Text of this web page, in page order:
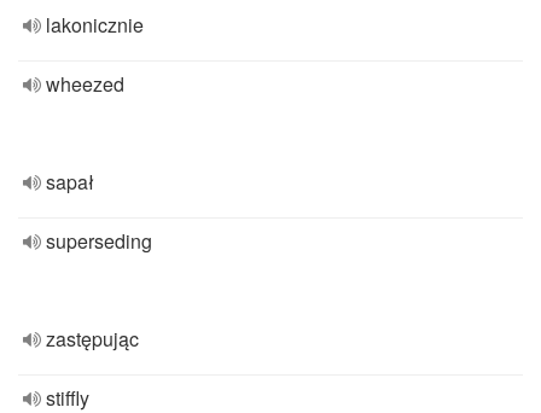
lakonicznie
wheezed
sapał
superseding
zastępując
stiffly